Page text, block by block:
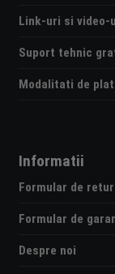
Link-uri si video-
Suport tehnic
Modalitati de
Informatii
Formular de retur
Formular de
Despre noi